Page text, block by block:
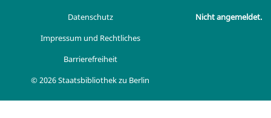
Datenschutz
Impressum und Rechtliches
Barrierefreiheit
© 2026 Staatsbibliothek zu Berlin
Nicht angemeldet.